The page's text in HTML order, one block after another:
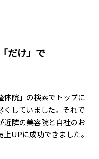
だけ」で
体院」の検索でトップに
くしていました。それで
隣の美容院と自社のお
UPに成功できました。